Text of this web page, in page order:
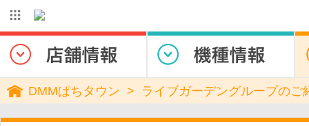
DMMぱちタウン ライブガーデングループのご